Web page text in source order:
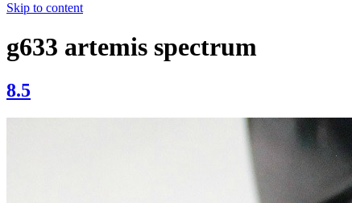
Skip to content
g633 artemis spectrum
8.5